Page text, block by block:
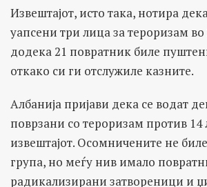
Извештајот, исто така, нотира
уапсени три лица за тероризам
додека 21 повратник биле
откако си ги отслужиле казните.
Албанија пријави дека се водат
поврзани со тероризам против 14
извештајот. Осомничените не
група, но меѓу нив имало
радикализирани затвореници и